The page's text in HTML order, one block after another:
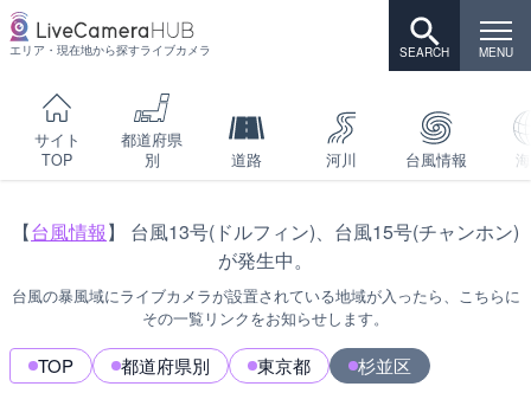
エリア・現在地から探すライブカメラ
サイト
TOP
都道府県
別
道路 河川 台風情報
【台風情報】 台風13号(ドルフィン)、台風15号(チャンホン)
が発生中。
台風の暴風域にライブカメラが設置されている地域が入ったら、こちらに
その一覧リンクをお知らせします。
TOP 都道府県別 東京都 杉並区